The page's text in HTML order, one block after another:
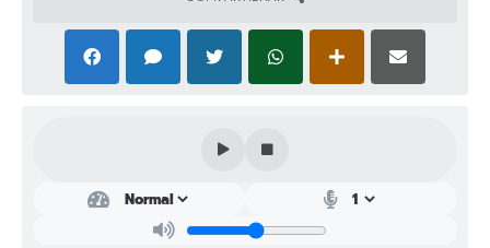
Serviços para a empresa
Serviços para o Servidor
Plano Municipal de Enfrentamento da Pandemia em
Decorrência de COVID-19 Educação - Adesão ao